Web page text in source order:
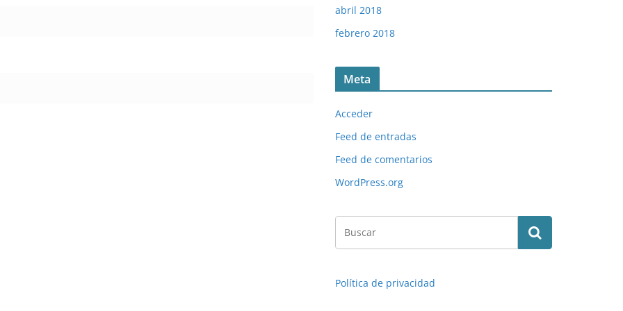
abril 2018
febrero 2018
Meta
Acceder
Feed de entradas
Feed de comentarios
WordPress.org
Política de privacidad